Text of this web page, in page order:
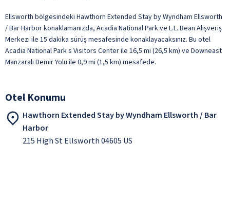
Ellsworth bölgesindeki Hawthorn Extended Stay by Wyndham Ellsworth
/ Bar Harbor konaklamanızda, Acadia National Park ve L.L. Bean Alışveriş
Merkezi ile 15 dakika sürüş mesafesinde konaklayacaksınız. Bu otel
Acadia National Park s Visitors Center ile 16,5 mi (26,5 km) ve Downeast
Manzaralı Demir Yolu ile 0,9 mi (1,5 km) mesafede.
Otel Konumu
Hawthorn Extended Stay by Wyndham Ellsworth / Bar
Harbor
215 High St Ellsworth 04605 US